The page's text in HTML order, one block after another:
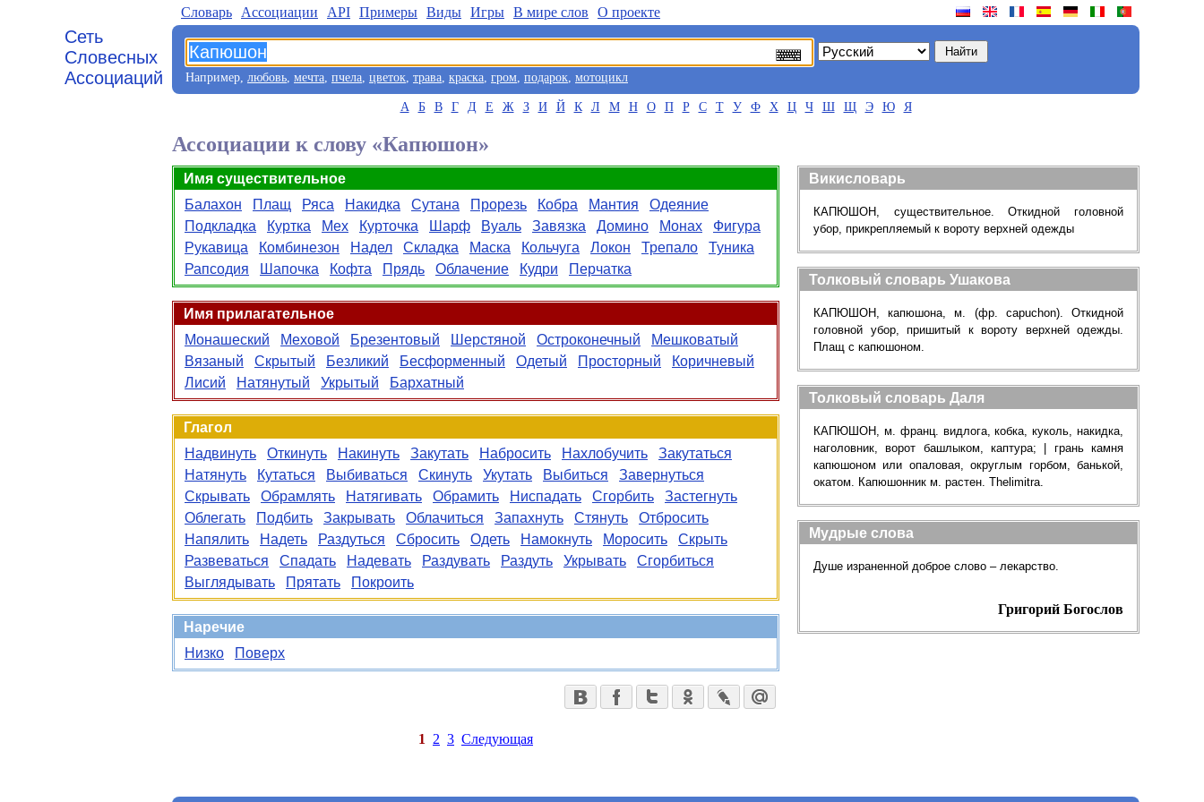
Сеть
Словесных
Ассоциаций
Словарь Aссоциации API Примеры Виды Игры В мире слов О проекте
Например, любовь, мечта, пчела, цветок, трава, краска, гром, подарок, мотоцикл
А Б В Г Д Е Ж З И Й К Л М Н О П Р С Т У Ф Х Ц Ч Ш Щ Э Ю Я
Ассоциации к слову «Капюшон»
Имя существительное
Балахон
Плащ Ряса Накидка Сутана Прорезь Кобра Мантия
Одеяние
Подкладка
Куртка Мех Курточка Шарф Вуаль Завязка Домино Монах
Фигура
Рукавица
Комбинезон Надел Складка Маска Кольчуга Локон Трепало
Туника
Рапсодия
Шапочка Кофта Прядь Облачение Кудри Перчатка
Имя прилагательное
Монашеский
Меховой Брезентовый Шерстяной Остроконечный
Мешковатый
Вязаный
Скрытый Безликий Бесформенный Одетый Просторный
Коричневый
Лисий
Натянутый Укрытый Бархатный
Глагол
Надвинуть
Откинуть Накинуть Закутать Набросить Нахлобучить
Закутаться
Натянуть
Кутаться Выбиваться Скинуть Укутать Выбиться
Завернуться
Скрывать
Обрамлять Натягивать Обрамить Ниспадать Сгорбить
Застегнуть
Облегать
Подбить Закрывать Облачиться Запахнуть Стянуть
Отбросить
Напялить
Надеть Раздуться Сбросить Одеть Намокнуть Моросить
Скрыть
Развеваться
Спадать Надевать Раздувать Раздуть Укрывать
Сгорбиться
Выглядывать
Прятать Покроить
Наречие
Низко
Поверх
1 2 3 Следующая
Викисловарь
КАПЮШОН, существительное. Откидной головной
убор, прикрепляемый к вороту верхней одежды
Толковый словарь Ушакова
КАПЮШОН, капюшона, м. (фр. capuchon). Откидной
головной убор, пришитый к вороту верхней одежды.
Плащ с капюшоном.
Толковый словарь Даля
КАПЮШОН, м. франц. видлога, кобка, куколь, накидка,
наголовник, ворот башлыком, каптура; | грань камня
капюшоном или опаловая, округлым горбом, банькой,
окатом. Капюшонник м. растен. Тhelimitrа.
Мудрые слова
Душе израненной доброе слово – лекарство.
Григорий Богослов